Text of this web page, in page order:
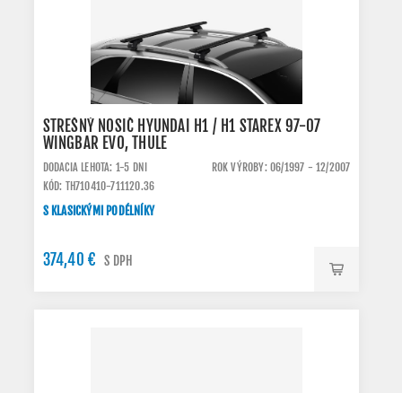
STREŠNÝ NOSIČ HYUNDAI H1 / H1 STAREX 97-07
WINGBAR EVO, THULE
DODACIA LEHOTA: 1-5 DNI
ROK VÝROBY: 06/1997 - 12/2007
KÓD: TH710410-711120.36
S KLASICKÝMI PODÉLNÍKY
374,40 € S DPH